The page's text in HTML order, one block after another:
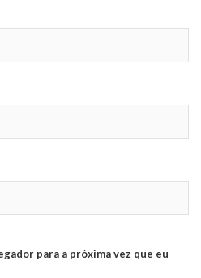
para a próxima vez que eu